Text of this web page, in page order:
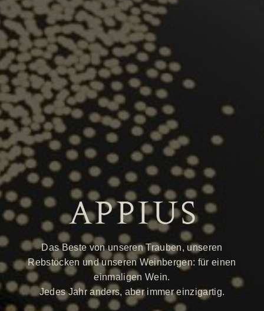
Das Beste von unseren Trauben, unseren
Rebstöcken und unseren Weinbergen: für einen
einmaligen Wein.
Jedes Jahr anders, aber immer einzigartig.